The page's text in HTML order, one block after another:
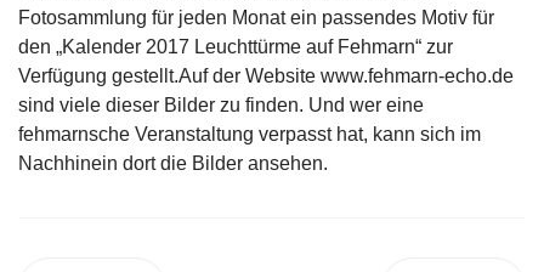
Fotosammlung für jeden Monat ein passendes Motiv für
den „Kalender 2017 Leuchttürme auf Fehmarn“ zur
Verfügung gestellt.Auf der Website www.fehmarn-echo.de
sind viele dieser Bilder zu finden. Und wer eine
fehmarnsche Veranstaltung verpasst hat, kann sich im
Nachhinein dort die Bilder ansehen.